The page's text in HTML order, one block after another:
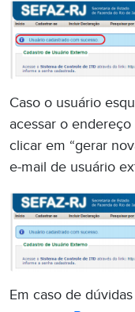
Caso o usuário
acessar o
clicar em “gerar
e-mail de usuário
Em caso de